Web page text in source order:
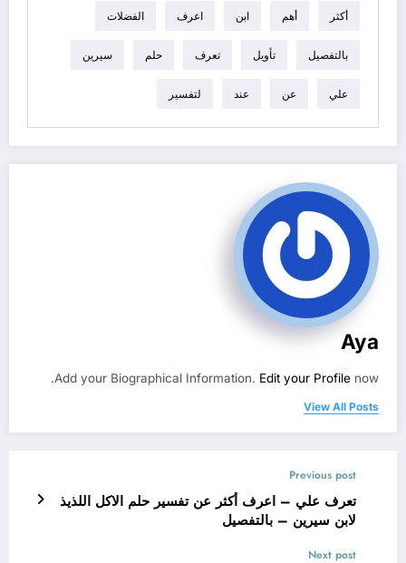
أكثر أهم ابن اعرف الفضلات
بالتفصيل تأويل تعرف حلم سيرين
علي عن عند لتفسير
Aya
Add your Biographical Information. Edit your Profile now.
View All Posts
Previous post
تعرف علي – اعرف أكثر عن تفسير حلم الاكل اللذيذ
لابن سيرين – بالتفصيل
Next post